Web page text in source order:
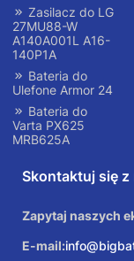
Zasilacz do LG
27MU88-W
A140A001L A16-
140P1A
Bateria do
Ulefone Armor 24
Bateria do
Varta PX625
MRB625A
Skontaktuj się z
Zapytaj naszych
E-mail: